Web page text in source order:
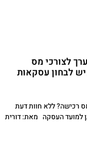
לצורכי מס
לבחון עסקאות
רכישה? ללא חוות דעת
למועד העסקה מאת: דורית